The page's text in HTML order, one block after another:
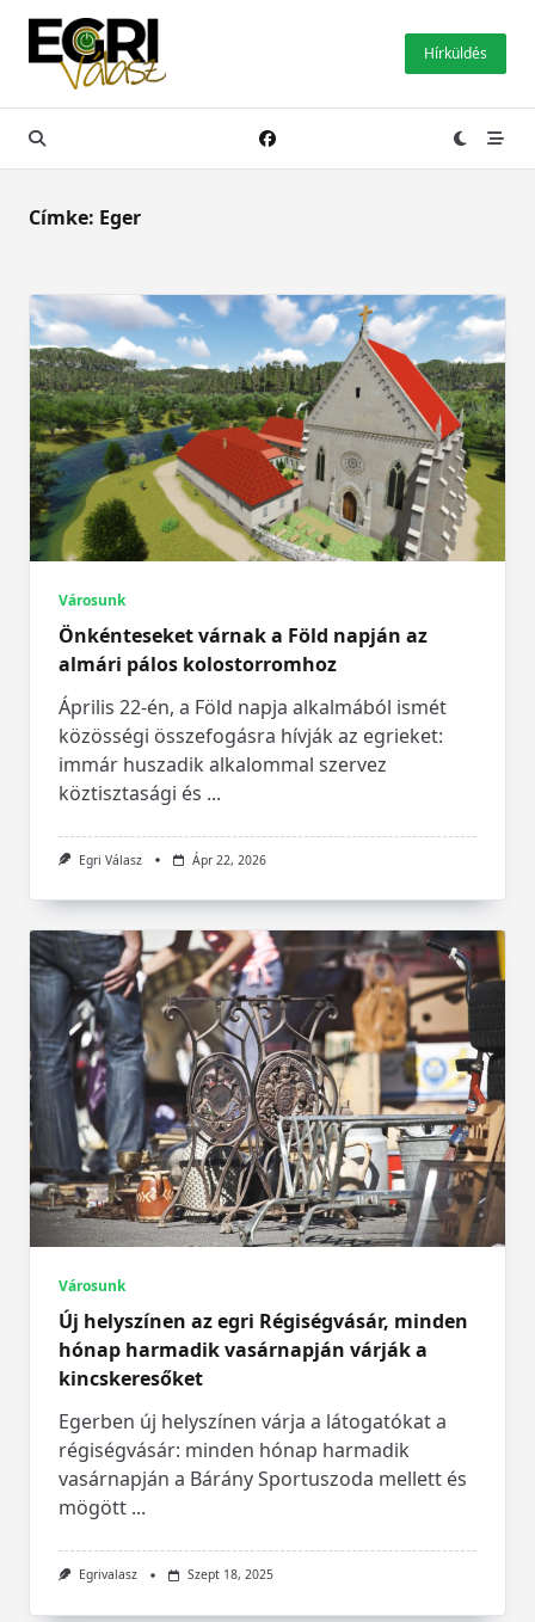
Skip
content
Hírküldés
Címke: Eger
Városunk
Önkénteseket várnak a Föld napján az
almári pálos kolostorromhoz
Április 22-én, a Föld napja alkalmából ismét
közösségi összefogásra hívják az egrieket:
immár huszadik alkalommal szervez
köztisztasági és ...
Egri Válasz Ápr 22, 2026
Városunk
Új helyszínen az egri Régiségvásár, minden
hónap harmadik vasárnapján várják a
kincskeresőket
Egerben új helyszínen várja a látogatókat a
régiségvásár: minden hónap harmadik
vasárnapján a Bárány Sportuszoda mellett és
mögött ...
Egrivalasz Szept 18, 2025